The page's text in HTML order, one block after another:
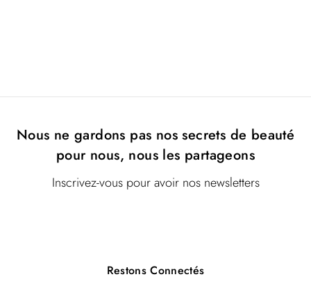
Nous ne gardons pas nos secrets de beauté
pour nous, nous les partageons
Inscrivez-vous pour avoir nos newsletters
Restons Connectés